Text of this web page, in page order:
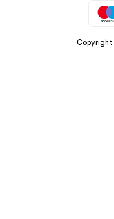
Copyright